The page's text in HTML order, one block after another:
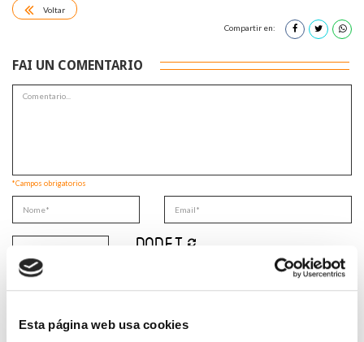
Esta página web usa cookies
Voltar
Compartir en:
FAI UN COMENTARIO
*Campos obrigatorios
Lin e acepto a